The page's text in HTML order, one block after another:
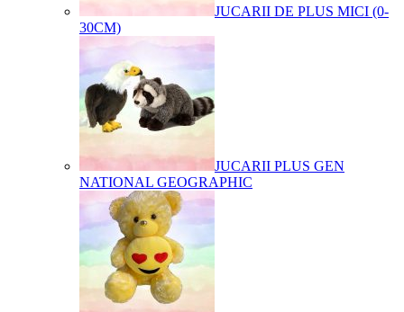
JUCARII DE PLUS MICI (0-
30CM)
JUCARII PLUS GEN
NATIONAL GEOGRAPHIC